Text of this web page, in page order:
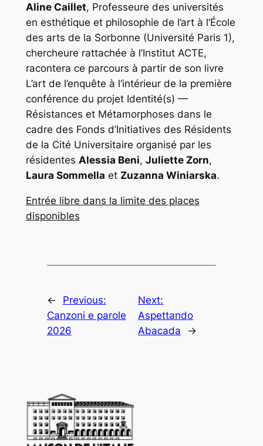
Aline Caillet, Professeure des universités
en esthétique et philosophie de l’art à l’École
des arts de la Sorbonne (Université Paris 1),
chercheure rattachée à l’Institut ACTE,
racontera ce parcours à partir de son livre
L’art de l’enquête à l’intérieur de la première
conférence du projet Identité(s) —
Résistances et Métamorphoses dans le
cadre des Fonds d’Initiatives des Résidents
de la Cité Universitaire organisé par les
résidentes Alessia Beni, Juliette Zorn,
Laura Sommella et Zuzanna Winiarska.
Entrée libre dans la limite des places
disponibles
←
Previous:
Canzoni e parole
2026
Next:
Aspettando
Abacada
→